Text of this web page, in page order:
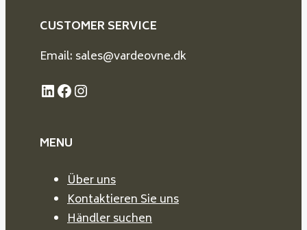
CUSTOMER SERVICE
Email: sales@vardeovne.dk
LinkedIn
Facebook
Instagram
MENU
Über uns
Kontaktieren Sie uns
Händler suchen